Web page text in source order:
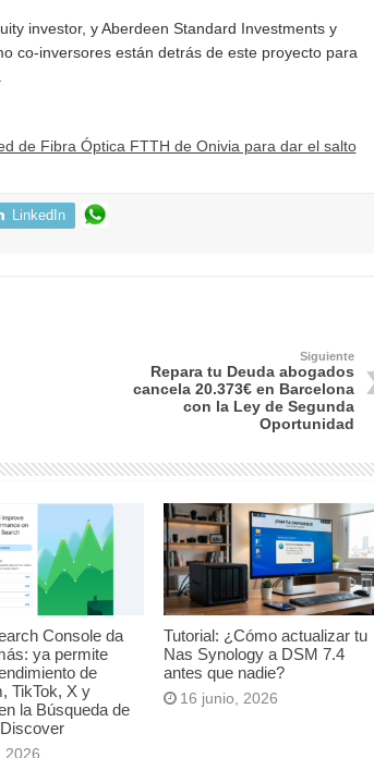
investor, y Aberdeen Standard Investments y
co-inversores están detrás de este proyecto para
de Fibra Óptica FTTH de Onivia para dar el salto
LinkedIn
Siguiente
Repara tu Deuda abogados
cancela 20.373€ en Barcelona
con la Ley de Segunda
Oportunidad
Console da
ya permite
de
TikTok, X y
la Búsqueda de
2026
Tutorial: ¿Cómo actualizar tu
Nas Synology a DSM 7.4
antes que nadie?
16 junio, 2026